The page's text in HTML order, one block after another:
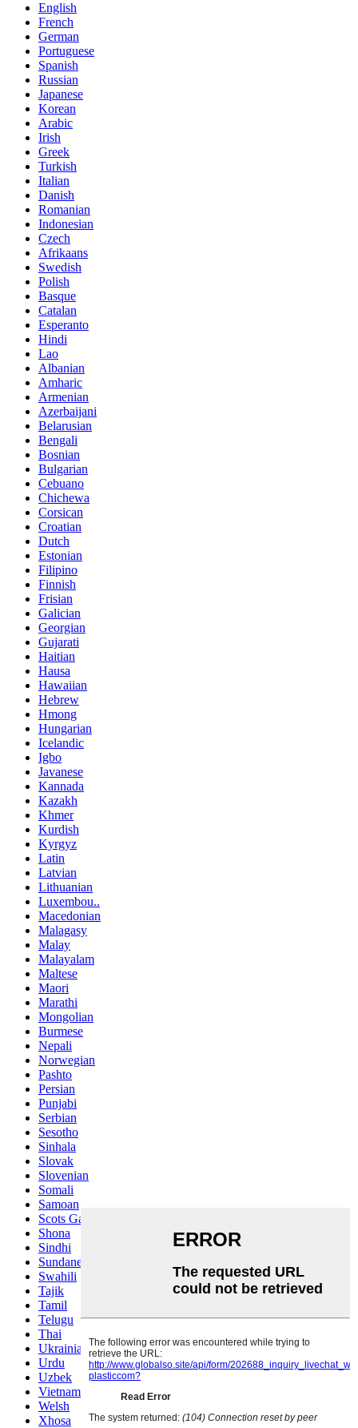
English
French
German
Portuguese
Spanish
Russian
Japanese
Korean
Arabic
Irish
Greek
Turkish
Italian
Danish
Romanian
Indonesian
Czech
Afrikaans
Swedish
Polish
Basque
Catalan
Esperanto
Hindi
Lao
Albanian
Amharic
Armenian
Azerbaijani
Belarusian
Bengali
Bosnian
Bulgarian
Cebuano
Chichewa
Corsican
Croatian
Dutch
Estonian
Filipino
Finnish
Frisian
Galician
Georgian
Gujarati
Haitian
Hausa
Hawaiian
Hebrew
Hmong
Hungarian
Icelandic
Igbo
Javanese
Kannada
Kazakh
Khmer
Kurdish
Kyrgyz
Latin
Latvian
Lithuanian
Luxembou..
Macedonian
Malagasy
Malay
Malayalam
Maltese
Maori
Marathi
Mongolian
Burmese
Nepali
Norwegian
Pashto
Persian
Punjabi
Serbian
Sesotho
Sinhala
Slovak
Slovenian
Somali
Samoan
Scots Gaelic
Shona
Sindhi
Sundanese
Swahili
Tajik
Tamil
Telugu
Thai
Ukrainian
Urdu
Uzbek
Vietnamese
Welsh
Xhosa